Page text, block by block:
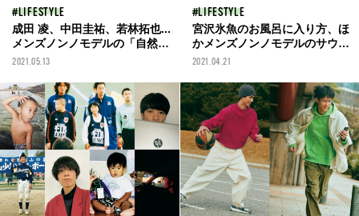
LIFESTYLE
成田 凌、中田圭祐、若林拓也...
メンズノンノモデルの「自然の
思い出」①
2021.05.13
LIFESTYLE
宮沢氷魚のお風呂に入り方、ほ
かメンズノンノモデルのサウナ
＆お風呂へのこだわり②
2021.04.21